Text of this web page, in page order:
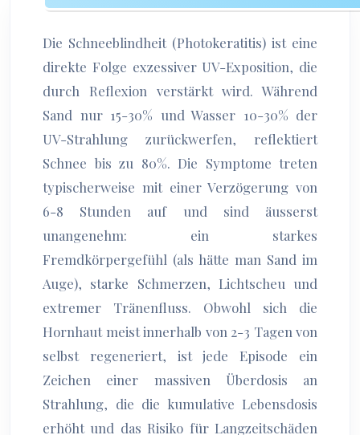
Die Schneeblindheit (Photokeratitis) ist eine
direkte Folge exzessiver UV-Exposition, die
durch Reflexion verstärkt wird. Während
Sand nur 15-30% und Wasser 10-30% der
UV-Strahlung zurückwerfen, reflektiert
Schnee bis zu 80%. Die Symptome treten
typischerweise mit einer Verzögerung von
6-8 Stunden auf und sind äusserst
unangenehm: ein starkes
Fremdkörpergefühl (als hätte man Sand im
Auge), starke Schmerzen, Lichtscheu und
extremer Tränenfluss. Obwohl sich die
Hornhaut meist innerhalb von 2-3 Tagen von
selbst regeneriert, ist jede Episode ein
Zeichen einer massiven Überdosis an
Strahlung, die die kumulative Lebensdosis
erhöht und das Risiko für Langzeitschäden